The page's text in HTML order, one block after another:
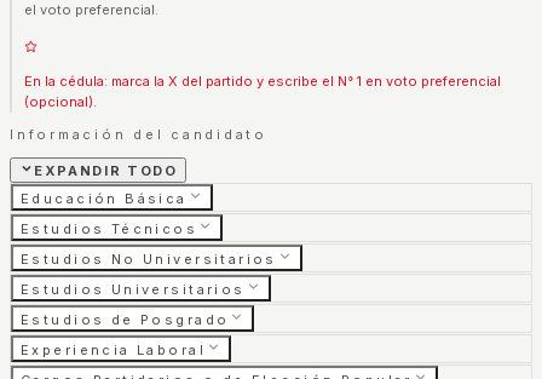
el voto preferencial.
En la cédula: marca la X del partido y escribe el N° 1 en voto preferencial
(opcional).
Información del candidato
EXPANDIR TODO
Educación Básica
Estudios Técnicos
Estudios No Universitarios
Estudios Universitarios
Estudios de Posgrado
Experiencia Laboral